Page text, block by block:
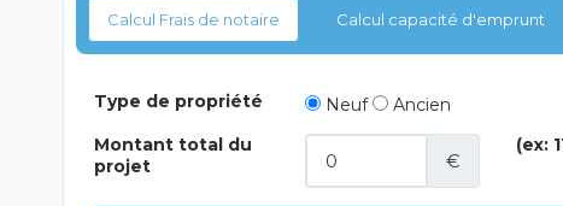
Calcul Frais de notaire Calcul capacité d'emprunt